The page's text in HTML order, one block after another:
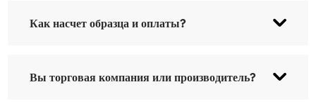
Как насчет образца и оплаты?
Образец предоставляется бесплатно, стоимость
Вы торговая компания или производитель?